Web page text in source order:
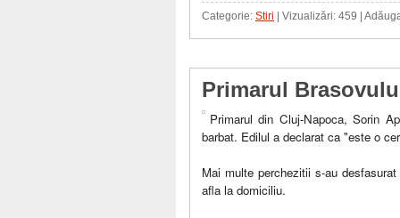
Categorie: Stiri | Vizualizări: 459 |
Primarul
Primarul din Cluj-Napoca, Sorin
barbat. Edilul a declarat ca "este o
Mai multe perchezitii s-au
afla la domiciliu.